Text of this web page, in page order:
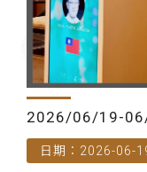
2026/06/19-06/
會（泰國曼谷）-
日期：2026-06-